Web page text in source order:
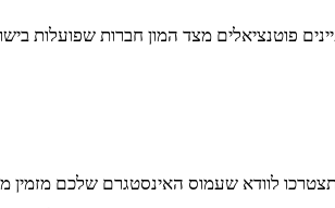
פוטנציאלים מצד המון חברות שפועלות
לוודא שעמוס האינסטגרם שלכם מזמין